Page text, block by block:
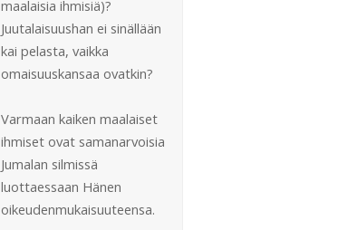
maalaisia ihmisiä)?
Juutalaisuushan ei sinällään
kai pelasta, vaikka
omaisuuskansaa ovatkin?
Varmaan kaiken maalaiset
ihmiset ovat samanarvoisia
Jumalan silmissä
luottaessaan Hänen
oikeudenmukaisuuteensa.